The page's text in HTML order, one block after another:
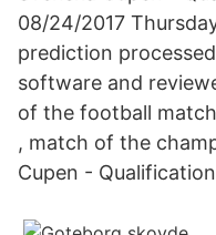
08/24/2017
prediction
software and
of the football
, match of the
Cupen -